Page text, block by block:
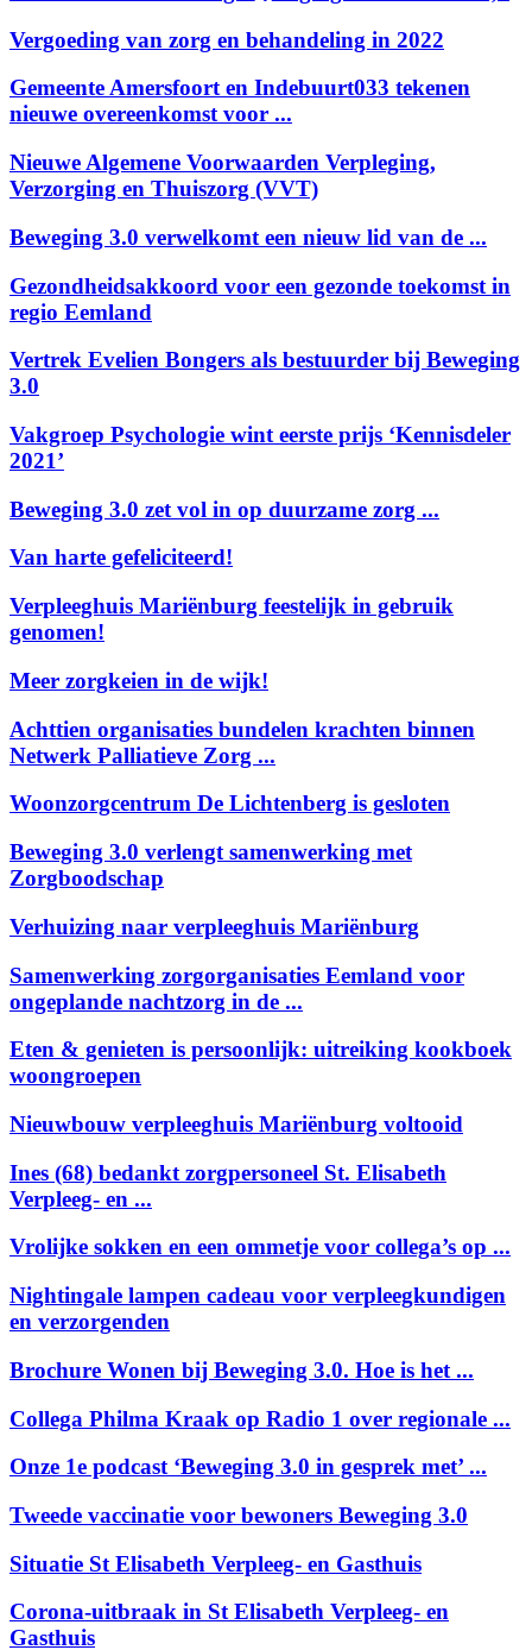
Vergoeding van zorg en behandeling in 2022
Gemeente Amersfoort en Indebuurt033 tekenen
nieuwe overeenkomst voor ...
Nieuwe Algemene Voorwaarden Verpleging,
Verzorging en Thuiszorg (VVT)
Beweging 3.0 verwelkomt een nieuw lid van de ...
Gezondheidsakkoord voor een gezonde toekomst in
regio Eemland
Vertrek Evelien Bongers als bestuurder bij Beweging
3.0
Vakgroep Psychologie wint eerste prijs ‘Kennisdeler
2021’
Beweging 3.0 zet vol in op duurzame zorg ...
Van harte gefeliciteerd!
Verpleeghuis Mariënburg feestelijk in gebruik
genomen!
Meer zorgkeien in de wijk!
Achttien organisaties bundelen krachten binnen
Netwerk Palliatieve Zorg ...
Woonzorgcentrum De Lichtenberg is gesloten
Beweging 3.0 verlengt samenwerking met
Zorgboodschap
Verhuizing naar verpleeghuis Mariënburg
Samenwerking zorgorganisaties Eemland voor
ongeplande nachtzorg in de ...
Eten & genieten is persoonlijk: uitreiking kookboek
woongroepen
Nieuwbouw verpleeghuis Mariënburg voltooid
Ines (68) bedankt zorgpersoneel St. Elisabeth
Verpleeg- en ...
Vrolijke sokken en een ommetje voor collega’s op ...
Nightingale lampen cadeau voor verpleegkundigen
en verzorgenden
Brochure Wonen bij Beweging 3.0. Hoe is het ...
Collega Philma Kraak op Radio 1 over regionale ...
Onze 1e podcast ‘Beweging 3.0 in gesprek met’ ...
Tweede vaccinatie voor bewoners Beweging 3.0
Situatie St Elisabeth Verpleeg- en Gasthuis
Corona-uitbraak in St Elisabeth Verpleeg- en
Gasthuis